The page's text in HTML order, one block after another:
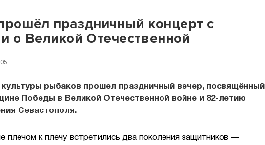
праздничный концерт с
о Великой Отечественной
рыбаков прошел праздничный вечер, посвящённый
Победы в Великой Отечественной войне и 82-летию
Севастополя.
плечом к плечу встретились два поколения защитников —